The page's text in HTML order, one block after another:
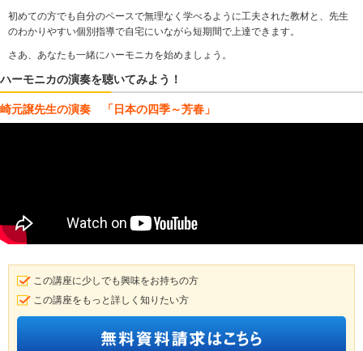
初めての方でも自分のペースで無理なく学べるように工夫された教材と、先生
のわかりやすい個別指導で自宅にいながら短期間で上達できます。
さあ、あなたも一緒にハーモニカを始めましょう。
ハーモニカの演奏を聴いてみよう！
崎元譲先生の演奏 「日本の四季～芳春」
この講座に少しでも興味をお持ちの方
この講座をもっと詳しく知りたい方